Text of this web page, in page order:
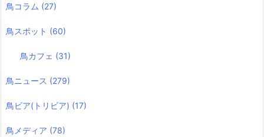
鳥コラム (27)
鳥スポット (60)
鳥カフェ (31)
鳥ニュース (279)
鳥ビア(トリビア) (17)
鳥メディア (78)